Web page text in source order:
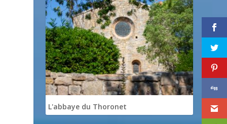
L'abbaye du Thoronet